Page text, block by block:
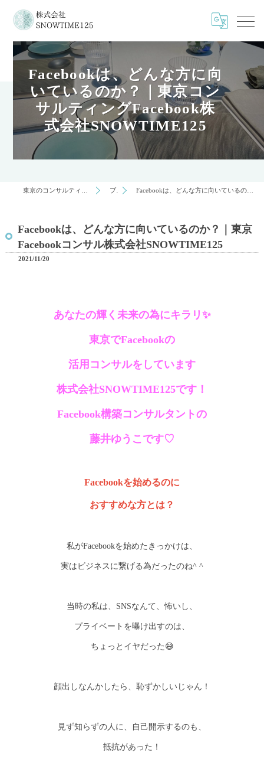
Facebookは、どんな方に向
いているのか？｜東京コン
サルティングFacebook株
式会社SNOWTIME125
ブログ Facebookは、どんな方に向いているのか？｜東京Facebookコンサル株式会社SNOWTIME125
Facebookは、どんな方に向いているのか？｜東京
Facebookコンサル株式会社SNOWTIME125
2021/11/20
あなたの輝く未来の為にキラリ✨
東京でFacebookの
活用コンサルを しています
株式会社SNOWTIME125です！
Facebook構築コンサルタントの
藤井ゆうこです♡
Facebookを始めるのに
おすすめな方とは？
私がFacebookを始めたきっかけは、
実はビジネスに繋げる為だったのね^ ^
当時の私は、SNSなんて、怖いし、
プライベートを曝け出すのは、
ちょっとイヤだった😅
顔出しなんかしたら、恥ずかしいじゃん！
見ず知らずの人に、自己開示するのも、
抵抗があった！